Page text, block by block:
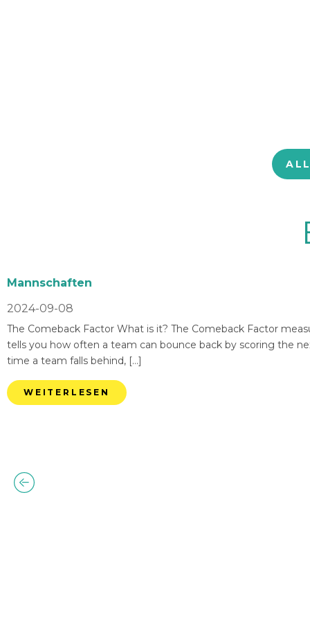
Mannschaften
2024-09-08
The Comeback Factor What is it? The Comeback Factor
tells you how often a team can bounce back by scoring the
time a team falls behind, […]
WEITERLESEN